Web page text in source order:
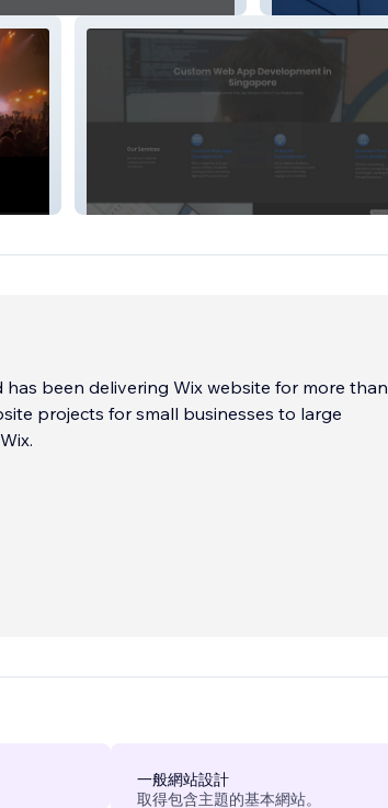
Proteus
has been delivering Wix website for more than
projects for small businesses to large
一般網站設計
取得包含主題的基本網站。